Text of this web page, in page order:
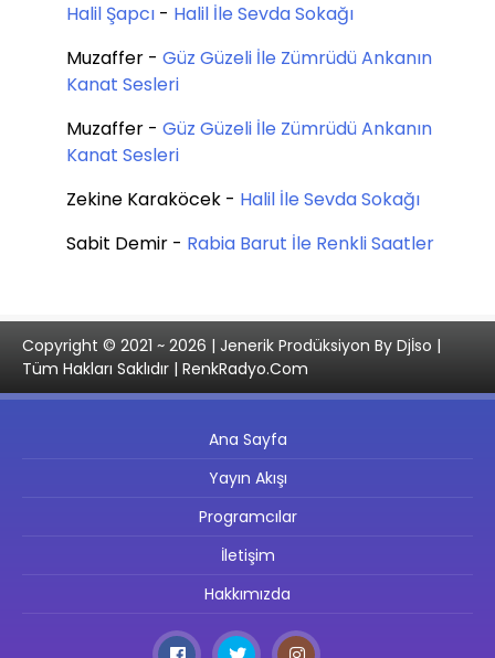
Halil Şapcı - Halil İle Sevda Sokağı
Muzaffer - Güz Güzeli İle Zümrüdü Ankanın
Kanat Sesleri
Muzaffer - Güz Güzeli İle Zümrüdü Ankanın
Kanat Sesleri
Zekine Karaköcek - Halil İle Sevda Sokağı
Sabit Demir - Rabia Barut İle Renkli Saatler
Copyright © 2021 ~ 2026 | Jenerik Prodüksiyon By Djİso |
Tüm Hakları Saklıdır | RenkRadyo.Com
Ana Sayfa
Yayın Akışı
Programcılar
İletişim
Hakkımızda